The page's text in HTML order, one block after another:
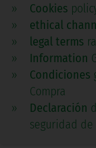
»
Cookies
»
ethical
»
legal terms
»
Information
»
Condiciones
Compra
»
Declaración
seguridad